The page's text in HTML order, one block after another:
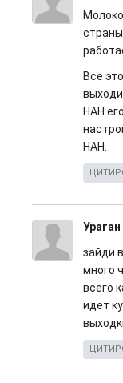
Все
НАН.
Ураган
зайди
много
всего
идет